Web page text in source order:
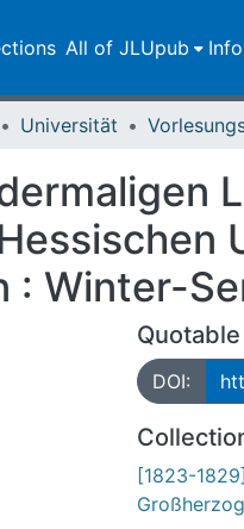
All of JLUpub Info
Universität
: Winter-
DOI:
[1823-